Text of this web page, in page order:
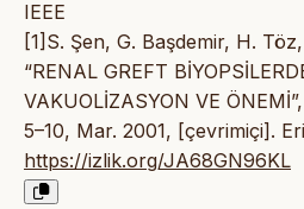
IEEE
[1]S. Şen, G. Başdemir, H.
“RENAL GREFT
VAKUOLİZASYON VE ÖNEMİ”,
5–10, Mar. 2001, [çevrimiçi].
https://izlik.org/JA68GN96KL